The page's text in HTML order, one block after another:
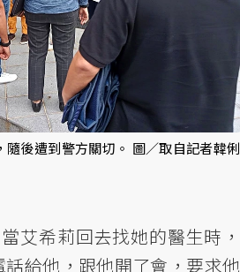
後遭到警方關切。 圖／取自記者韓俐
艾希莉回去找她的醫生時，
給他，跟他開了會，要求他